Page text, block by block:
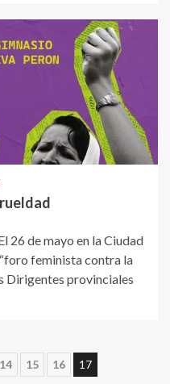
26 de mayo en la Ciudad
feminista contra la
Dirigentes provinciales
14 15 16 17